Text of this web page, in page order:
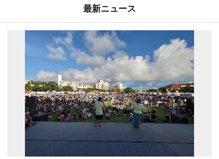
最新ニュース